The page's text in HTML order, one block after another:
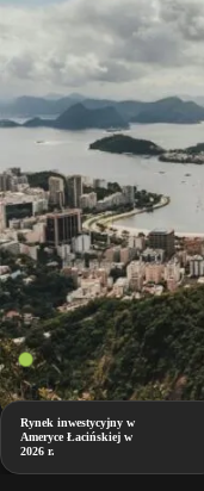
Rynek inwestycyjny w
Ameryce Łacińskiej w
2026 r.